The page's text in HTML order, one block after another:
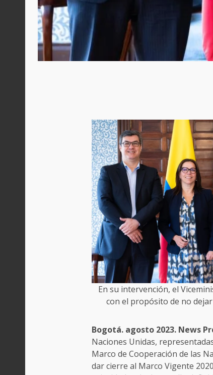
En su intervención, el
con el propósito de no
Bogotá. agosto 2023. News
Naciones Unidas,
Marco de Cooperación de las
dar cierre al Marco Vigente